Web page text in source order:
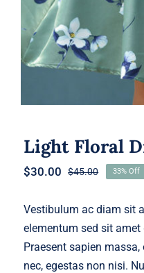
Light Floral
$45.00Original
was:
$30.00
Current
is:
33% Off
Vestibulum ac diam sit
elementum sed sit
Praesent sapien
nec, egestas non nisi.